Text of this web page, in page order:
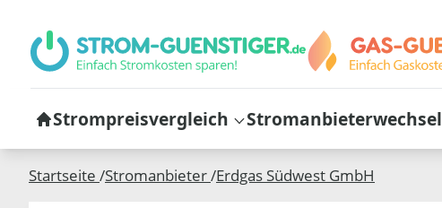
Strompreisvergleich Stromanbieterwechsel
Startseite /Stromanbieter/Erdgas Südwest GmbH